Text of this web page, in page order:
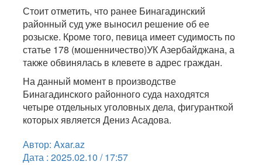
Стоит отметить, что ранее Бинагадинский
районный суд уже выносил решение об ее
розыске. Кроме того, певица имеет судимость по
статье 178 (мошенничество)УК Азербайджана, а
также обвинялась в клевете в адрес граждан.
На данный момент в производстве
Бинагадинского районного суда находятся
четыре отдельных уголовных дела, фигуранткой
которых является Дениз Асадова.
Автор: Axar.az
Дата : 2025.02.10 / 17:57